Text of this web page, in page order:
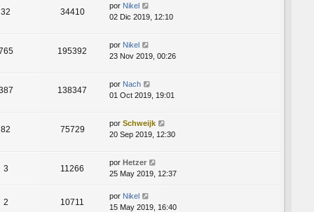
32 34410
por Nikel
02 Dic 2019, 12:10
195392
por Nikel
23 Nov 2019, 00:26
138347
por Nach
01 Oct 2019, 19:01
82 75729
por Schweijk
20 Sep 2019, 12:30
3 11266
por Hetzer
25 May 2019, 12:37
2 10711
por Nikel
15 May 2019, 16:40